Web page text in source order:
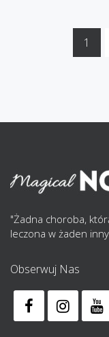
1
"Żadna choroba,
leczona w żaden
Obserwuj Nas